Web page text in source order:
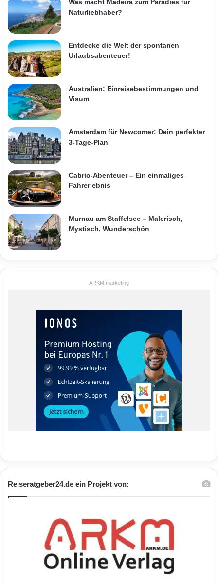
Was macht Madeira zum Paradies für
Naturliebhaber?
Entdecke die Welt der spontanen
Urlaubsabenteuer!
Australien: Einreisebestimmungen und
Visum
Amsterdam für Newcomer: Dein perfekter
3-Tage-Plan
Cabrio-Abenteuer – Ein einmaliges
Fahrerlebnis
Murnau am Staffelsee – Malerisch,
Mystisch, Wunderschön
ARKM.marketing
Reiseratgeber24.de ein Projekt von: